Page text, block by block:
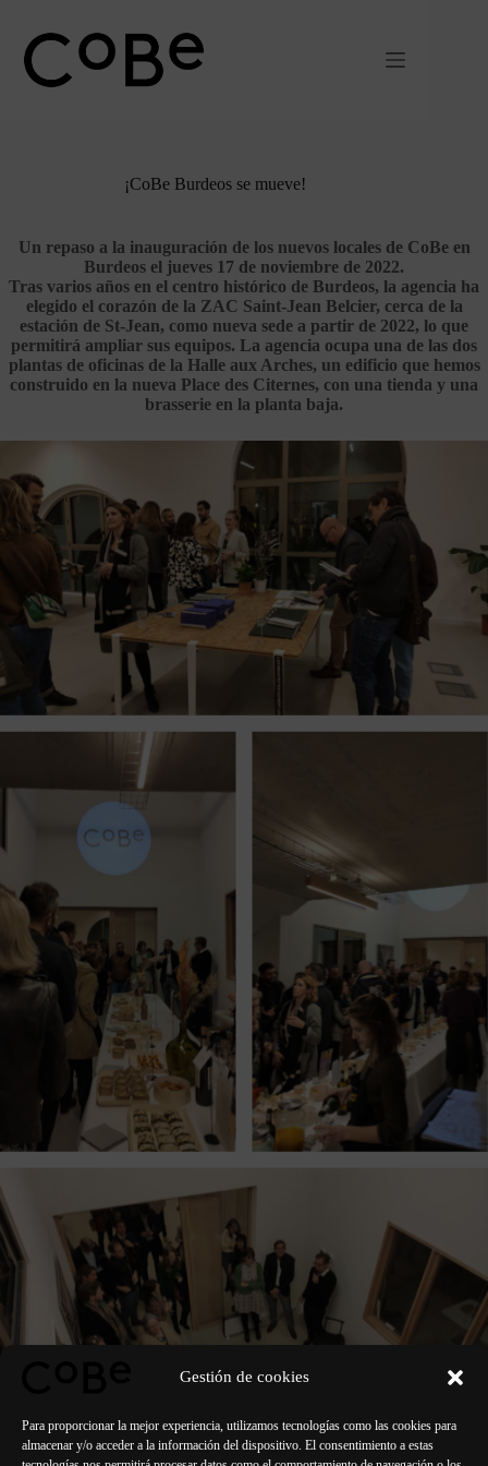
Gestión de cookies
Para proporcionar la mejor experiencia, utilizamos tecnologías como las cookies para
almacenar y/o acceder a la información del dispositivo. El consentimiento a estas
contenido
¡CoBe Burdeos se mueve!
Un repaso a la inauguración de los nuevos locales de CoBe en
Burdeos el jueves 17 de noviembre de 2022.
Tras varios años en el centro histórico de Burdeos, la agencia ha
elegido el corazón de la ZAC Saint-Jean Belcier, cerca de la
estación de St-Jean, como nueva sede a partir de 2022, lo que
permitirá ampliar sus equipos. La agencia ocupa una de las dos
plantas de oficinas de la Halle aux Arches, un edificio que hemos
construido en la nueva Place des Citernes, con una tienda y una
brasserie en la planta baja.